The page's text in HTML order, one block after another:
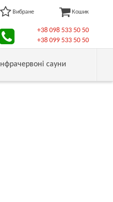
Вибране Кошик
+38 098 533 50 50
+38 099 533 50 50
Інфрачервоні сауни